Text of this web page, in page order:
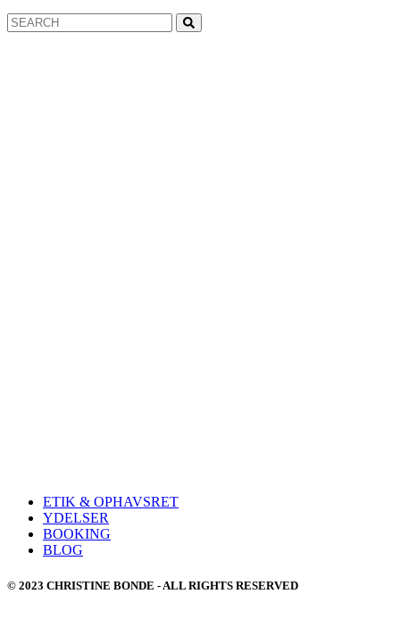
Search
for:
ETIK & OPHAVSRET
YDELSER
BOOKING
BLOG
© 2023 CHRISTINE BONDE - ALL RIGHTS RESERVED